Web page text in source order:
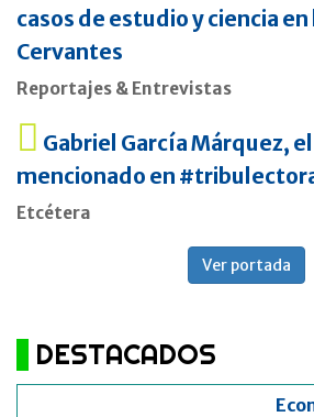
casos de estudio y ciencia en
Cervantes
Reportajes & Entrevistas
Gabriel García Márquez,
mencionado en
Etcétera
Ver portada
DESTACADOS